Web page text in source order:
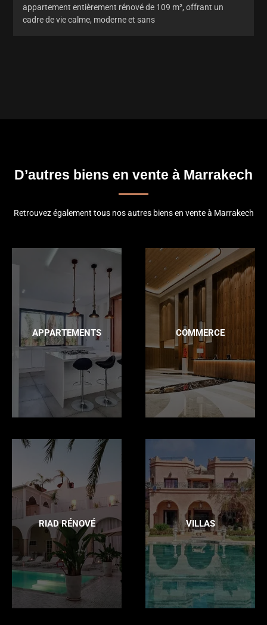
appartement entièrement rénové de 109 m², offrant un
cadre de vie calme, moderne et sans
D’autres biens en vente à Marrakech
Retrouvez également tous nos autres biens en vente à Marrakech
APPARTEMENTS COMMERCE
RIAD RÉNOVÉ VILLAS